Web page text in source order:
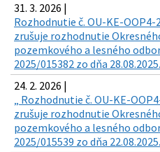
31. 3. 2026 |
Rozhodnutie č. OU-KE-
zrušuje rozhodnutie
pozemkového a lesného
2025/015382 zo dňa
24. 2. 2026 |
„ Rozhodnutie č. OU-KE-
zrušuje rozhodnutie
pozemkového a lesného
2025/015539 zo dňa